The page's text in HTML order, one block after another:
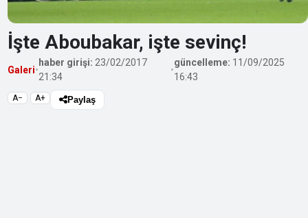
İşte Aboubakar, işte sevinç!
Galeri•
haber girişi: 23/02/2017
21:34
•
güncelleme: 11/09/2025
16:43
A− A+ Paylaş